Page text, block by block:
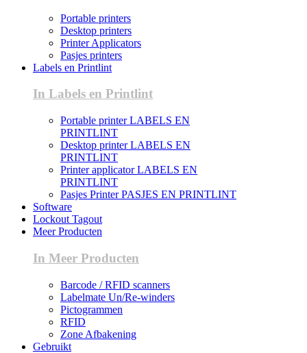
Portable printers
Desktop printers
Printer Applicators
Pasjes printers
Labels en Printlint
In Labels en Printlint
Portable printer LABELS EN
PRINTLINT
Desktop printer LABELS EN
PRINTLINT
Printer applicator LABELS EN
PRINTLINT
Pasjes Printer PASJES EN PRINTLINT
Software
Lockout Tagout
Meer Producten
In Meer Producten
Barcode / RFID scanners
Labelmate Un/Re-winders
Pictogrammen
RFID
Zone Afbakening
Gebruikt